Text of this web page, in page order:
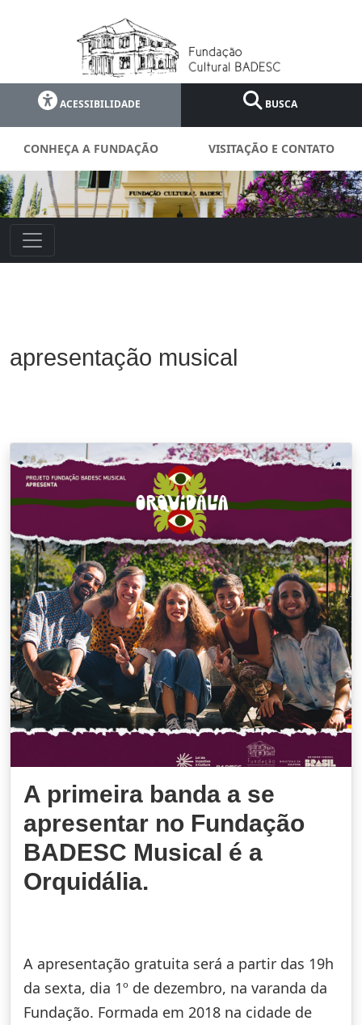
ACESSIBILIDADE BUSCA
CONHEÇA A FUNDAÇÃO VISITAÇÃO E CONTATO
apresentação musical
A primeira banda a se
apresentar no Fundação
BADESC Musical é a
Orquidália.
A apresentação gratuita será a partir das 19h
da sexta, dia 1º de dezembro, na varanda da
Fundação. Formada em 2018 na cidade de